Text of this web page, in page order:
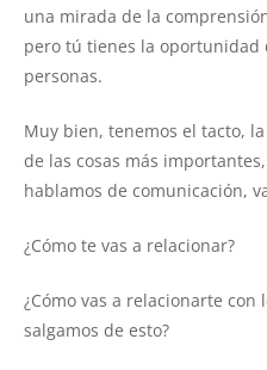
una mirada de la
pero tú tienes la
personas.
Muy bien, tenemos el tacto,
de las cosas más
hablamos de comunicación,
¿Cómo te vas a relacionar?
¿Cómo vas a relacionarte
salgamos de esto?